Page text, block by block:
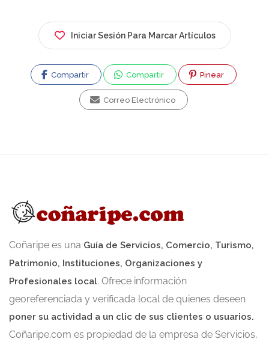
Manager Coñaripe.com.
Iniciar Sesión Para Marcar Artículos
Compartir Compartir Pinear
Correo Electrónico
Coñaripe es una Guía de Servicios, Comercio, Turismo,
Patrimonio, Instituciones, Organizaciones y
Profesionales local. Ofrece información
georeferenciada y verificada local de quienes deseen
poner su actividad a un clic de sus clientes o usuarios.
Coñaripe.com es propiedad de la empresa de Servicios,